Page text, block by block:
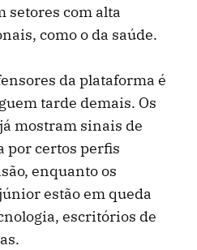
setores com alta
como o da saúde.
da plataforma é
tarde demais. Os
já mostram sinais de
por certos perfis
enquanto os
estão em queda
escritórios de